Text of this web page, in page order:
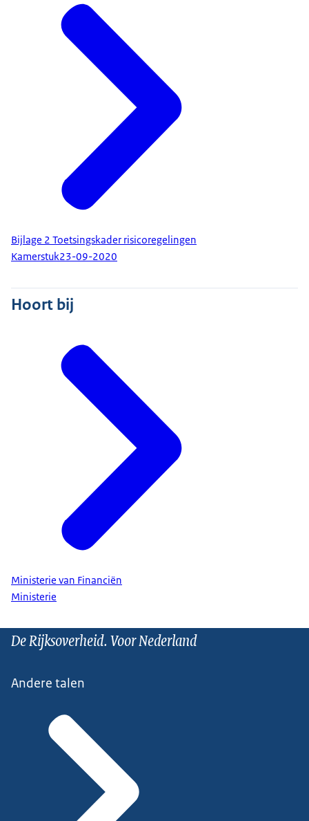
Bijlage 2 Toetsingskader risicoregelingen
Kamerstuk23-09-2020
Hoort bij
Ministerie van Financiën
Ministerie
De Rijksoverheid. Voor Nederland
Andere talen